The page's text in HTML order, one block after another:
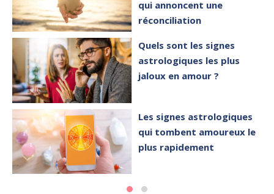
qui annoncent une
réconciliation
Quels sont les signes
astrologiques les plus
jaloux en amour ?
Les signes astrologiques
qui tombent amoureux le
plus rapidement